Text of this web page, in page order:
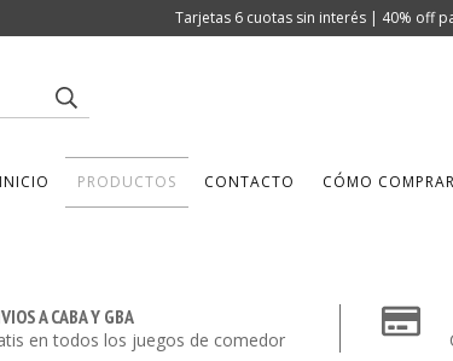
Tarjetas 6 cuotas sin interés | 40% off
INICIO PRODUCTOS CONTACTO CÓMO COMPRAR
A CABA Y GBA
en todos los juegos de comedor